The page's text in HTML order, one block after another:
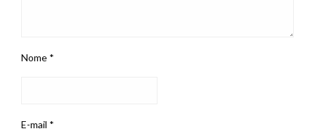
Nome *
E-mail *